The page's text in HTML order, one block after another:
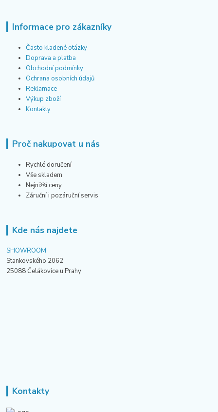
Informace pro zákazníky
Často kladené otázky
Doprava a platba
Obchodní podmínky
Ochrana osobních údajů
Reklamace
Výkup zboží
Kontakty
Proč nakupovat u nás
Rychlé doručení
Vše skladem
Nejnižší ceny
Záruční i pozáruční servis
Kde nás najdete
SHOWROOM
Stankovského 2062
25088 Čelákovice u Prahy
Kontakty